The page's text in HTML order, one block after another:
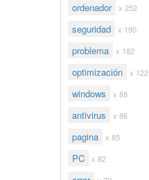
ordenador x 252
seguridad x 190
problema x 182
optimización x 122
windows x 88
antivirus x 86
pagina x 85
PC x 82